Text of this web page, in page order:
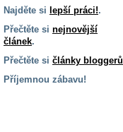
Najděte si lepší práci!.
Přečtěte si nejnovější
článek.
Přečtěte si články bloggerů
Příjemnou zábavu!